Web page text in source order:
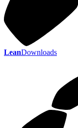
LeanDownloads